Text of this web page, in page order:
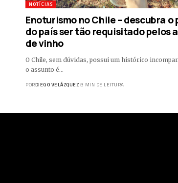
NOTÍCIAS
Enoturismo no Chile – descubra o
do país ser tão requisitado pelos
de vinho
O Chile, sem dúvidas, possui um histórico
o assunto é…
PORDIEGO VELÁZQUEZ 3 MIN DE LEITURA